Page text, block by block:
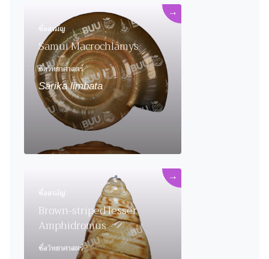
ชื่อสามัญ
Samui Macrochlamys
ชื่อวิทยาศาสตร์
Sarika limbata
→
ชื่อสามัญ
Brown-striped lesser
Amphidromus
ชื่อวิทยาศาสตร์
→